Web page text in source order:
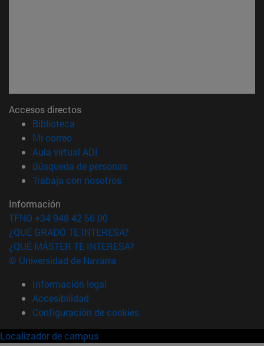
Accesos directos
Biblioteca
Mi correo(abre en nueva ventana)
Aula virtual ADI
Búsqueda de personas(abre en nueva ventana)
Trabaja con nosotros(abre en nueva ventana)
Información
TFNO +34 948 42 56 00
¿QUÉ GRADO TE INTERESA?
¿QUÉ MÁSTER TE INTERESA?
© Universidad de Navarra
Información legal
Accesibilidad
Configuración de cookies
Localizador de campus